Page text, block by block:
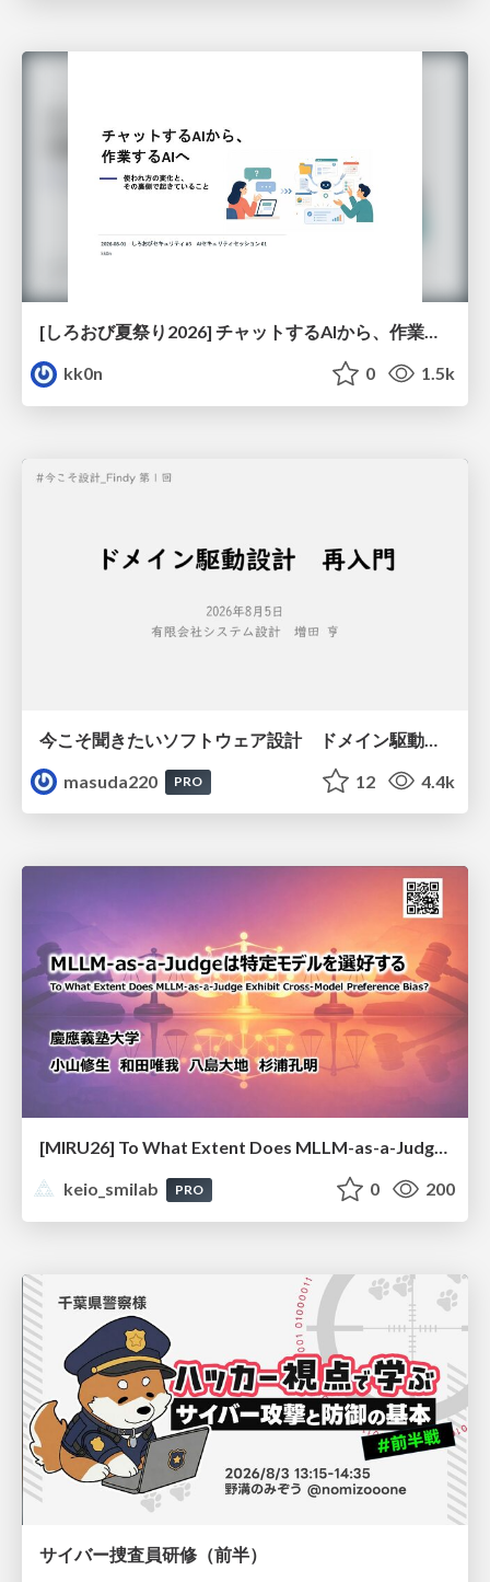
[しろおび夏祭り2026] チャットするAIから、作業するAIへ - 使われ方の変化と、その裏側で起きていること
kk0n
0 1.5k
masuda220
PRO 12 4.4k
[MIRU26] To What Extent Does MLLM-as-a-Judge Exhibit Cross-Model Preference Bias?
keio_smilab
PRO 0 200
サイバー捜査員研修（前半）